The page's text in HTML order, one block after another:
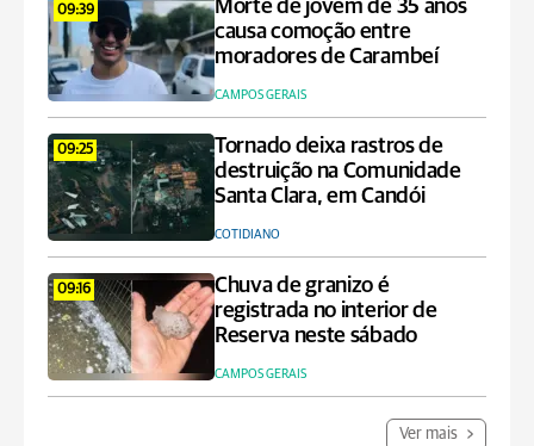
09:39
Morte de jovem de 35 anos
causa comoção entre
moradores de Carambeí
CAMPOS GERAIS
09:25
Tornado deixa rastros de
destruição na Comunidade
Santa Clara, em Candói
COTIDIANO
09:16
Chuva de granizo é
registrada no interior de
Reserva neste sábado
CAMPOS GERAIS
Ver mais